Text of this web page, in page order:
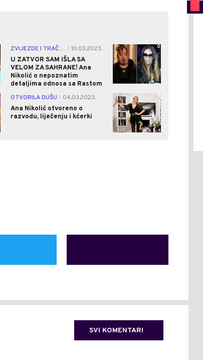
ZVIJEZDE I TRAČEVI
10.03.2023.
U ZATVOR SAM IŠLA SA
VELOM ZA SAHRANE! Ana
Nikolić o nepoznatim
detaljima odnosa sa Rastom
0
OTVORILA DUŠU
04.03.2023.
Ana Nikolić otvoreno o
razvodu, liječenju i kćerki
0
SVI KOMENTARI